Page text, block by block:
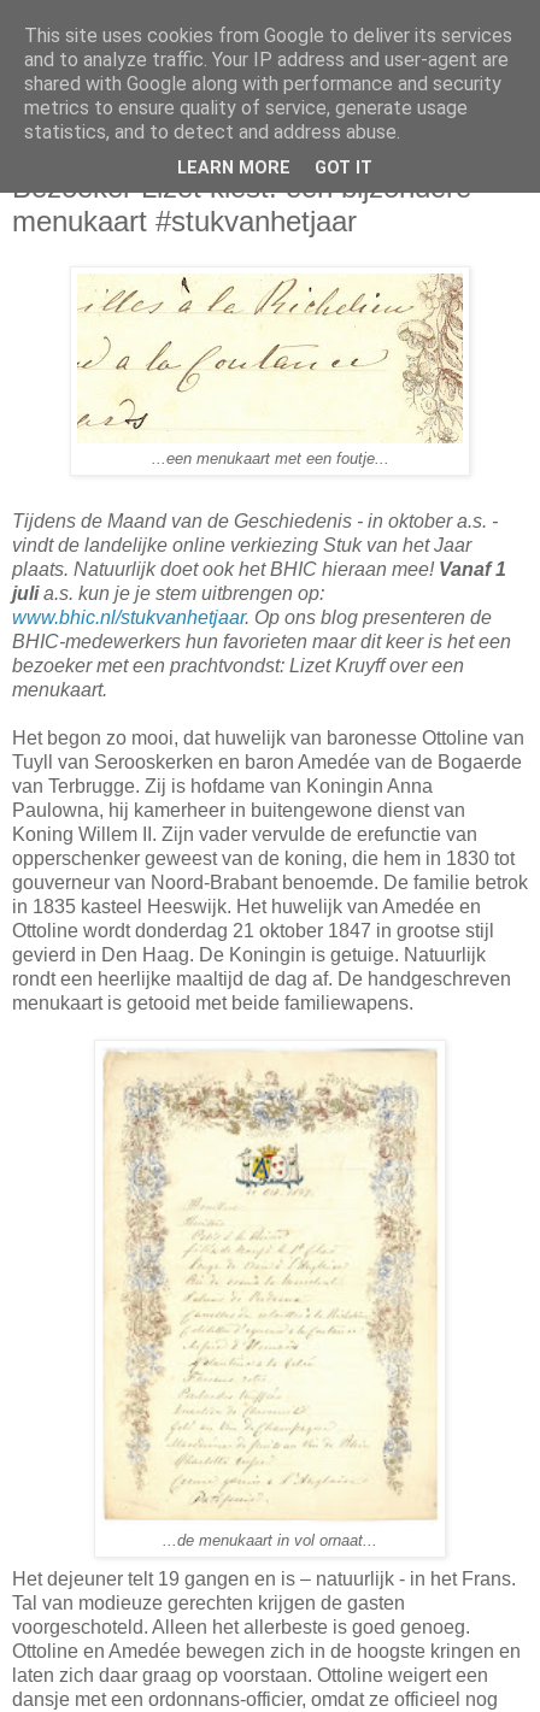
woensdag 26 juni 2013
Bezoeker Lizet kiest: een bijzondere
menukaart #stukvanhetjaar
...een menukaart met een foutje...
Tijdens de Maand van de Geschiedenis - in oktober a.s. -
vindt de landelijke online verkiezing Stuk van het Jaar
plaats. Natuurlijk doet ook het BHIC hieraan mee! Vanaf 1
julia.s. kun je je stem uitbrengen op:
www.bhic.nl/stukvanhetjaar. Op ons blog presenteren de
BHIC-medewerkers hun favorieten maar dit keer is het een
bezoeker met een prachtvondst: Lizet Kruyff over een
menukaart.
Het begon zo mooi, dat huwelijk van baronesse Ottoline van
Tuyll van Serooskerken en baron Amedée van de Bogaerde
van Terbrugge. Zij is hofdame van Koningin Anna
Paulowna, hij kamerheer in buitengewone dienst van
Koning Willem II. Zijn vader vervulde de erefunctie van
opperschenker geweest van de koning, die hem in 1830 tot
gouverneur van Noord-Brabant benoemde. De familie betrok
in 1835 kasteel Heeswijk. Het huwelijk van Amedée en
Ottoline wordt donderdag 21 oktober 1847 in grootse stijl
gevierd in Den Haag. De Koningin is getuige. Natuurlijk
rondt een heerlijke maaltijd de dag af. De handgeschreven
menukaart is getooid met beide familiewapens.
...de menukaart in vol ornaat...
Het dejeuner telt 19 gangen en is – natuurlijk - in het Frans.
Tal van modieuze gerechten krijgen de gasten
voorgeschoteld. Alleen het allerbeste is goed genoeg.
Ottoline en Amedée bewegen zich in de hoogste kringen en
laten zich daar graag op voorstaan. Ottoline weigert een
dansje met een ordonnans-officier, omdat ze officieel nog
This site uses cookies from Google to deliver its services
and to analyze traffic. Your IP address and user-agent are
shared with Google along with performance and security
metrics to ensure quality of service, generate usage
statistics, and to detect and address abuse.
LEARN MORE GOT IT